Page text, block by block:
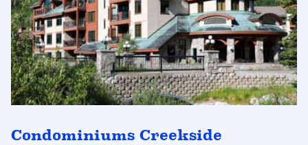
Condominiums Creekside